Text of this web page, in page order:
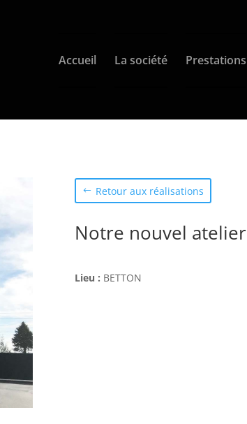
Accueil La société Prestations
Retour aux réalisations
Notre nouvel atelier
Lieu : BETTON